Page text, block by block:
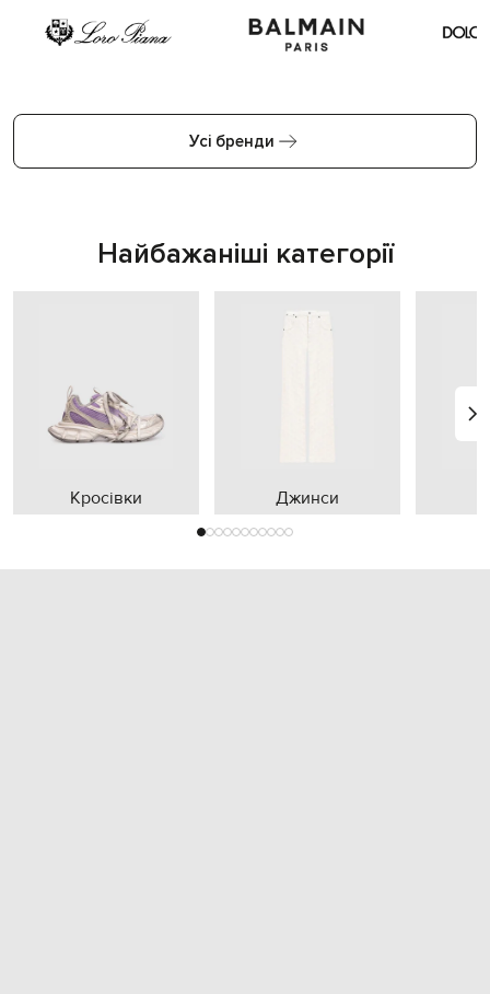
Усі бренди
Найбажаніші категорії
Кросівки Джинси